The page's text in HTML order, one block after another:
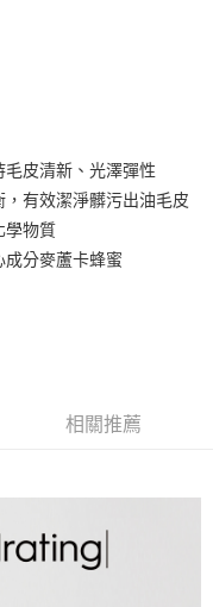
業銀行
際商業銀行
業銀行
台灣）商業銀行
際商業銀行
業銀行
際商業銀行
業銀行
台灣）商業銀行
託商業銀行
皮清新、光澤彈性
有效潔淨髒污出油毛皮
學物質
分麥蘆卡蜂蜜
相關推薦